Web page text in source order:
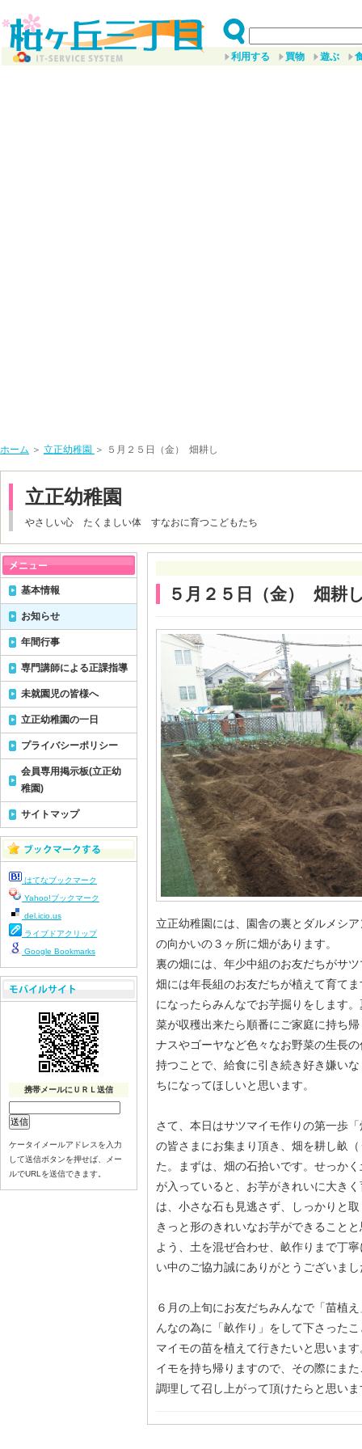
利用する 買物 遊ぶ
ホーム ＞ 立正幼稚園 ＞ ５月２５日（金） 畑耕し
立正幼稚園
やさしい心 たくましい体 すなおに育つこどもたち
５月２５日（金） 畑耕
立正幼稚園には、園舎の裏とダルメシ
の向かいの３ヶ所に畑があります。
裏の畑には、年少中組のお友だちがサ
畑には年長組のお友だちが植えて育て
になったらみんなでお芋掘りをします
菜が収穫出来たら順番にご家庭に持ち
ナスやゴーヤなど色々なお野菜の生長
持つことで、給食に引き続き好き嫌い
ちになってほしいと思います。
さて、本日はサツマイモ作りの第一歩
の皆さまにお集まり頂き、畑を耕し畝
た。まずは、畑の石拾いです。せっか
が入っていると、お芋がきれいに大き
は、小さな石も見逃さず、しっかりと
きっと形のきれいなお芋ができること
よう、土を混ぜ合わせ、畝作りまで丁
い中のご協力誠にありがとうございまし
６月の上旬にお友だちみんなで「苗植
んなの為に「畝作り」をして下さった
マイモの苗を植えて行きたいと思いま
イモを持ち帰りますので、その際にま
調理して召し上がって頂けたらと思いま
基本情報
お知らせ
年間行事
専門講師による正課指導
未就園児の皆様へ
立正幼稚園の一日
プライバシーポリシー
会員専用掲示板(立正幼
稚園)
サイトマップ
はてなブックマーク
Yahoo!ブックマーク
del.icio.us
ライブドアクリップ
Google Bookmarks
携帯メールにＵＲＬ送信
ケータイメールアドレスを入力
して送信ボタンを押せば、メー
ルでURLを送信できます。